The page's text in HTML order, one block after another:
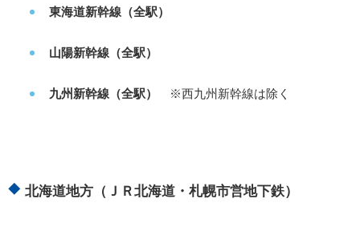
東海道新幹線（全駅）
山陽新幹線（全駅）
九州新幹線（全駅） ※西九州新幹線は除く
北海道地方（ＪＲ北海道・札幌市営地下鉄）